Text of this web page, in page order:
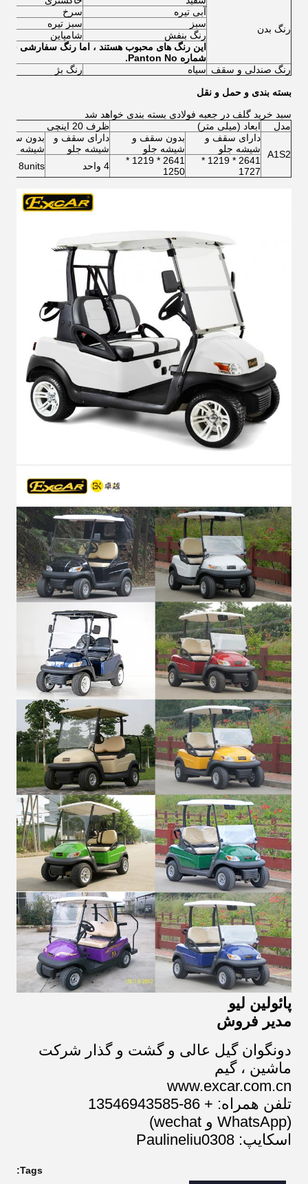
رنگ بدن
آبی تیره
سرخ
سبز
سبز تیره
رنگ بنفش
شامپاین
این رنگ های محبوب هستند ، اما رنگ سفارشی
شماره Panton No.
رنگ صندلی و سقف سیاه رنگ بژ
بسته بندی و حمل و نقل
سبد خرید گلف در جعبه فولادی بسته بندی خواهد شد
مدل
ابعاد (میلی متر) ظرف 20 اینچی
A1S2
دارای سقف و
شیشه جلو
بدون سقف و
شیشه جلو
دارای سقف و
شیشه جلو
بدون
شیشه جلو
2641 * 1219 *
1727
2641 * 1219 *
1250
4 واحد 8units
پائولین لیو
مدیر فروش
دونگوان گیل عالی و گشت و گذار شرکت
ماشین ، گیم
www.excar.com.cn
تلفن همراه: + 86-13546943585
(WhatsApp و wechat)
اسکایپ: Paulineliu0308
Tags: